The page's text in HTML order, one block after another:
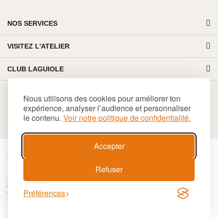
Nous utilisons des cookies pour améliorer ton
expérience, analyser l’audience et personnaliser
le contenu. Voir notre politique de confidentialité.
Accepter
Refuser
Préférences
NOS SERVICES
VISITEZ L'ATELIER
CLUB LAGUIOLE
PAIEMENT 100% SÉCURISÉ
Cookies
© 2026 LAGUIOLE Iforge BP 10 - 63550 PALLADUC SIREN 944 105 808 00017 - Code
APE 284 A